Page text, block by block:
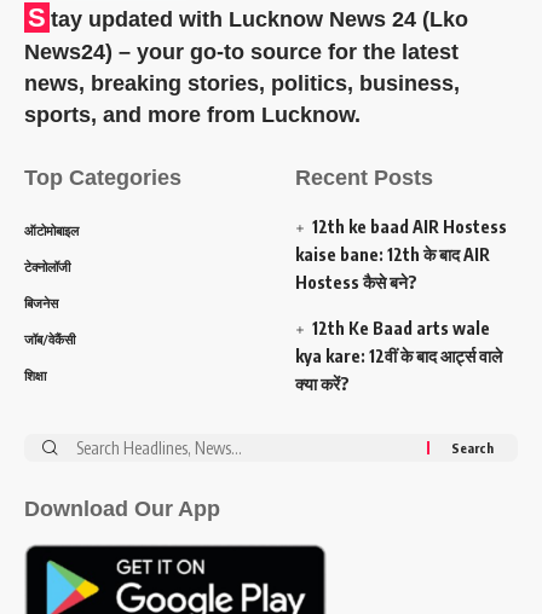
S tay updated with Lucknow News 24 (Lko
News24) – your go-to source for the latest
news, breaking stories, politics, business,
sports, and more from Lucknow.
Top Categories
ऑटोमोबाइल
टेक्नोलॉजी
बिजनेस
जॉब/वेकैंसी
शिक्षा
Recent Posts
12th ke baad AIR Hostess
kaise bane: 12th के बाद AIR
Hostess कैसे बने?
12th Ke Baad arts wale
kya kare: 12वीं के बाद आर्ट्स वाले
क्या करें?
Search
Download Our App